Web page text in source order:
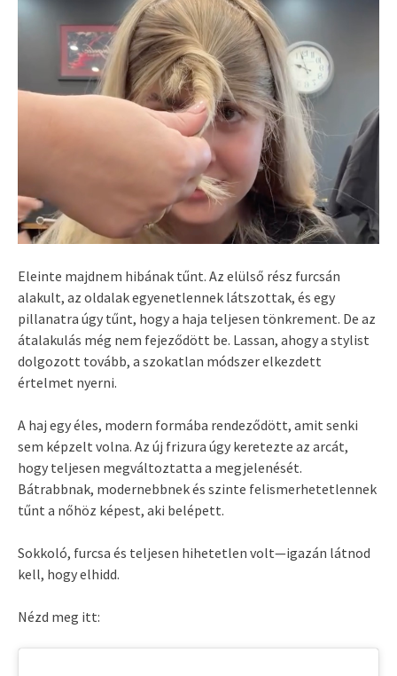
Eleinte majdnem hibának tűnt. Az elülső rész furcsán
alakult, az oldalak egyenetlennek látszottak, és egy
pillanatra úgy tűnt, hogy a haja teljesen tönkrement. De az
átalakulás még nem fejeződött be. Lassan, ahogy a stylist
dolgozott tovább, a szokatlan módszer elkezdett
értelmet nyerni.
A haj egy éles, modern formába rendeződött, amit senki
sem képzelt volna. Az új frizura úgy keretezte az arcát,
hogy teljesen megváltoztatta a megjelenését.
Bátrabbnak, modernebbnek és szinte felismerhetetlennek
tűnt a nőhöz képest, aki belépett.
Sokkoló, furcsa és teljesen hihetetlen volt—igazán látnod
kell, hogy elhidd.
Nézd meg itt: